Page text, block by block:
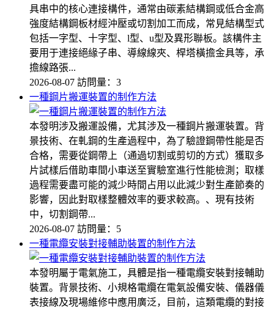
具串中的核心連接構件，通常由碳素結構鋼或低合金高
強度結構鋼板材經沖壓或切割加工而成，常見結構型式
包括一字型、十字型、l型、u型及異形聯板。該構件主
要用于連接絕緣子串、導線線夾、桿塔橫擔金具等，承
擔線路張...
2026-08-07 訪問量：3
一種鋼片搬運裝置的制作方法
本發明涉及搬運設備，尤其涉及一種鋼片搬運裝置。背
景技術、在軋鋼的生產過程中，為了驗證鋼帶性能是否
合格，需要從鋼帶上（通過切割或剪切的方式）獲取多
片試樣后借助車間小車送至實驗室進行性能檢測；取樣
過程需要盡可能的減少時間占用以此減少對生產節奏的
影響，因此對取樣整體效率的要求較高。、現有技術
中，切割鋼帶...
2026-08-07 訪問量：5
一種電纜安裝對接輔助裝置的制作方法
本發明屬于電氣施工，具體是指一種電纜安裝對接輔助
裝置。背景技術、小規格電纜在電氣設備安裝、儀器儀
表接線及現場維修中應用廣泛，目前，這類電纜的對接